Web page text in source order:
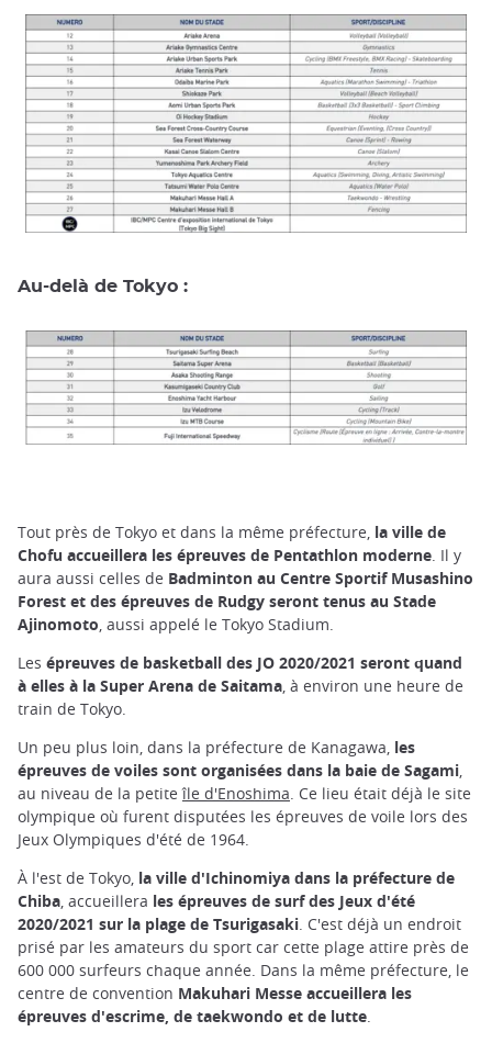
Au-delà de Tokyo :
Tout près de Tokyo et dans la même préfecture, la ville de
Chofu accueillera les épreuves de Pentathlon moderne. Il y
aura aussi celles de Badminton au Centre Sportif Musashino
Forest et des épreuves de Rudgy seront tenus au Stade
Ajinomoto, aussi appelé le Tokyo Stadium.
Les épreuves de basketball des JO 2020/2021 seront quand
à elles à la Super Arena de Saitama, à environ une heure de
train de Tokyo.
Un peu plus loin, dans la préfecture de Kanagawa, les
épreuves de voiles sont organisées dans la baie de Sagami,
au niveau de la petiteîle d'Enoshima. Ce lieu était déjà le site
olympique où furent disputées les épreuves de voile lors des
Jeux Olympiques d'été de 1964.
À l'est de Tokyo, la ville d'Ichinomiya dans la préfecture de
Chiba, accueillera les épreuves de surf des Jeux d'été
2020/2021 sur la plage de Tsurigasaki. C'est déjà un endroit
prisé par les amateurs du sport car cette plage attire près de
600 000 surfeurs chaque année. Dans la même préfecture, le
centre de convention Makuhari Messe accueillera les
épreuves d'escrime, de taekwondo et de lutte.